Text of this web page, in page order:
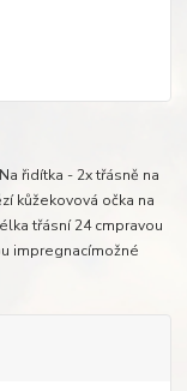
řidítka - 2x třásně na
kůžekovová očka na
třásní 24 cmpravou
impregnacímožné